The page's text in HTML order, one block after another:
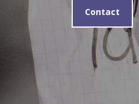
Contact